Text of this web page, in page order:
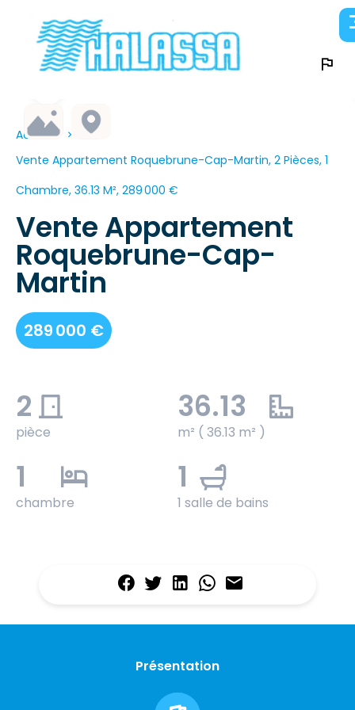
Accueil
Vente Appartement Roquebrune-Cap-Martin, 2 Pièces, 1
Chambre, 36.13 M², 289 000 €
Vente Appartement
Roquebrune-Cap-
Martin
289 000 €
2
pièce
36.13
m² ( 36.13 m² )
1
chambre
1
1 salle de bains
Présentation